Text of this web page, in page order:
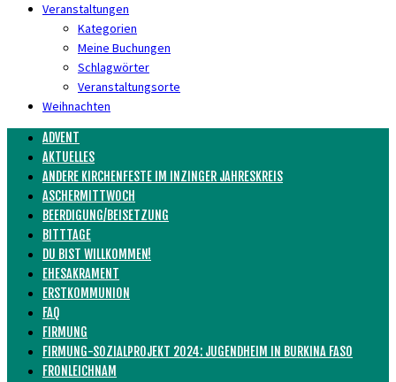
Veranstaltungen
Kategorien
Meine Buchungen
Schlagwörter
Veranstaltungsorte
Weihnachten
ADVENT
AKTUELLES
ANDERE KIRCHENFESTE IM INZINGER JAHRESKREIS
ASCHERMITTWOCH
BEERDIGUNG/BEISETZUNG
BITTTAGE
DU BIST WILLKOMMEN!
EHESAKRAMENT
ERSTKOMMUNION
FAQ
FIRMUNG
FIRMUNG-SOZIALPROJEKT 2024: JUGENDHEIM IN BURKINA FASO
FRONLEICHNAM